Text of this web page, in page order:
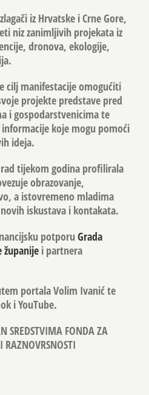
iz Hrvatske i Crne Gore,
niz zanimljivih projekata iz
dronova, ekologije,
cilj manifestacije omogućiti
projekte predstave pred
i gospodarstvenicima te
koje mogu pomoći
ideja.
tijekom godina profilirala
obrazovanje,
a istovremeno mladima
iskustava i kontakata.
potporu Grada
županije i partnera
portala Volim Ivanić te
i YouTube.
SREDSTVIMA FONDA ZA